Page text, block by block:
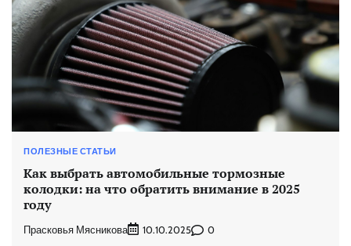
ПОЛЕЗНЫЕ СТАТЬИ
Как выбрать автомобильные тормозные
колодки: на что обратить внимание в 2025
году
Прасковья Мясникова 10.10.2025 0